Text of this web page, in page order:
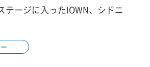
テージに入ったIOWN、シドニ